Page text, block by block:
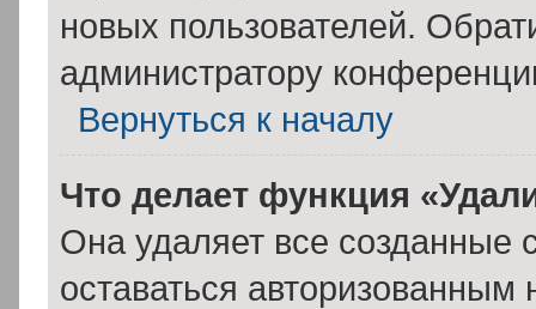
новых пользователей.
администратору
Вернуться к началу
Что делает функция
Она удаляет все созданные
оставаться